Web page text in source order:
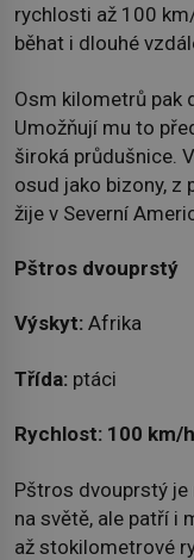
rychlosti až 100
běhat i dlouhé
Osm kilometrů pak
Umožňují mu to
široká průdušnice.
osud jako bizony, z
žije v Severní
Pštros dvouprstý
Výskyt: Afrika
Třída: ptáci
Rychlost: 100 km/h
Pštros dvouprstý je
na světě, ale patří i
až stokilometrové